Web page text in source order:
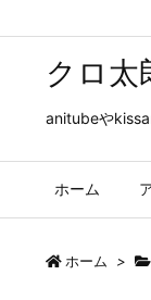
クロ太
anitubeや
ホーム
ホーム >